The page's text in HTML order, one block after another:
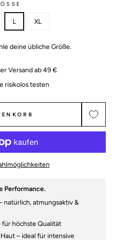
L XL
deine übliche Größe.
Versand ab 49 €
risikolos testen
Performance.
natürlich, atmungsaktiv &
für höchste Qualität
– ideal für intensive